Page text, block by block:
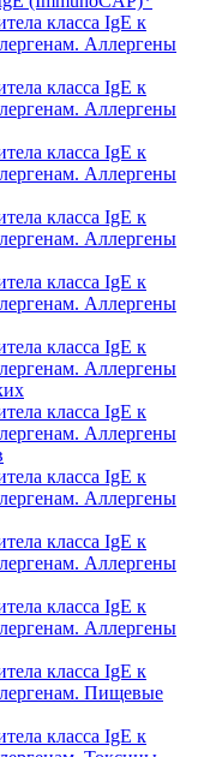
класса IgE к
Аллергены
класса IgE к
Аллергены
класса IgE к
Аллергены
класса IgE к
Аллергены
класса IgE к
Аллергены
класса IgE к
Аллергены
класса IgE к
Аллергены
класса IgE к
Аллергены
класса IgE к
Аллергены
класса IgE к
Аллергены
класса IgE к
Пищевые
класса IgE к